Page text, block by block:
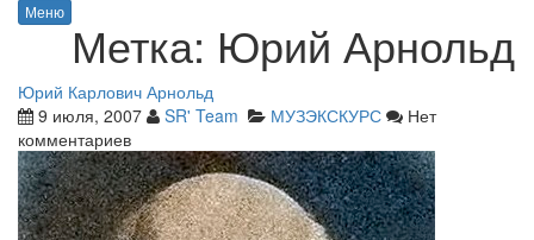
Меню
Метка: Юрий Арнольд
Юрий Карлович Арнольд
9 июля, 2007
SR' Team МУЗЭКСКУРС
Нет
комментариев